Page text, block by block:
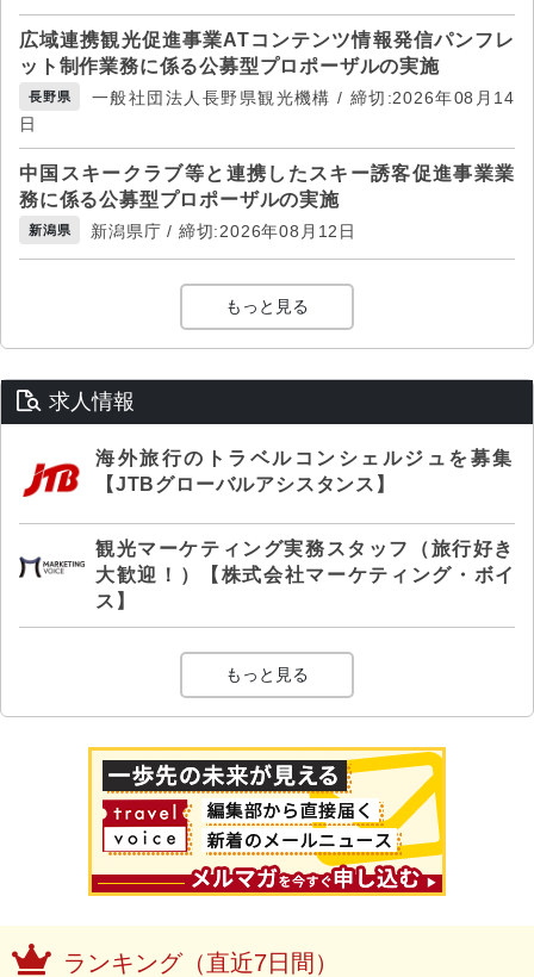
広域連携観光促進事業ATコンテンツ情報発信パンフレ
ット制作業務に係る公募型プロポーザルの実施
長野県
一般社団法人長野県観光機構 / 締切:2026年08月14
日
中国スキークラブ等と連携したスキー誘客促進事業業
務に係る公募型プロポーザルの実施
新潟県 新潟県庁 / 締切:2026年08月12日
もっと見る
求人情報
海外旅行のトラベルコンシェルジュを募集
【JTBグローバルアシスタンス】
観光マーケティング実務スタッフ（旅行好き
大歓迎！）【株式会社マーケティング・ボイ
ス】
もっと見る
ランキング（直近7日間）